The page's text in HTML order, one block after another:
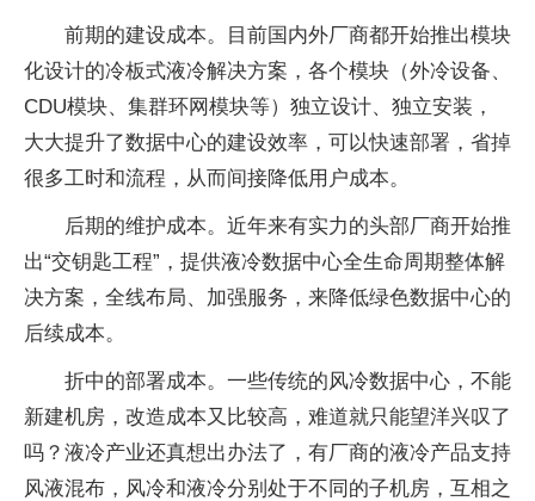
前期的建设成本。目前国内外厂商都开始推出模块
化设计的冷板式液冷解决方案，各个模块（外冷设备、
CDU模块、集群环网模块等）独立设计、独立安装，
大大提升了数据中心的建设效率，可以快速部署，省掉
很多工时和流程，从而间接降低用户成本。
后期的维护成本。近年来有实力的头部厂商开始推
出“交钥匙工程”，提供液冷数据中心全生命周期整体解
决方案，全线布局、加强服务，来降低绿色数据中心的
后续成本。
折中的部署成本。一些传统的风冷数据中心，不能
新建机房，改造成本又比较高，难道就只能望洋兴叹了
吗？液冷产业还真想出办法了，有厂商的液冷产品支持
风液混布，风冷和液冷分别处于不同的子机房，互相之